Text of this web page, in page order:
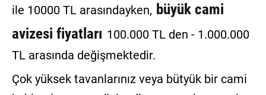
ile 10000 TL arasındayken, büyük cami
avizesi fiyatları 100.000 TL den - 1.000.000
TL arasında değişmektedir.
Çok yüksek tavanlarınız veya bütyük bir cami